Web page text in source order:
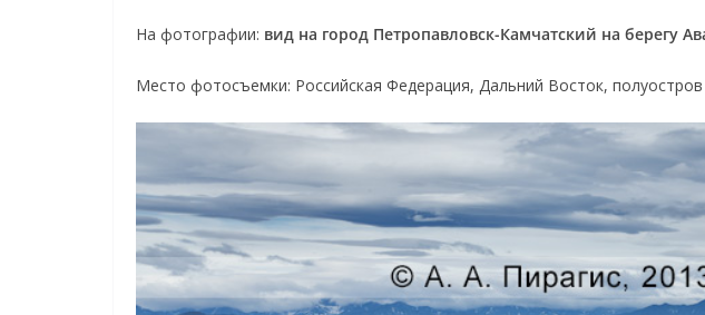
На фотографии: вид на город Петропавловск-Камчатский на берегу
Место фотосъемки: Российская Федерация, Дальний Восток,